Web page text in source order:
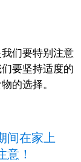
们要特别注意
要坚持适度的
的选择。
间在家上
意！